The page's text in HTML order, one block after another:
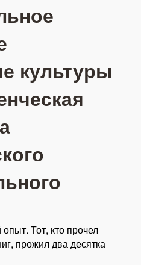
культуры
Тот, кто прочел
прожил два десятка